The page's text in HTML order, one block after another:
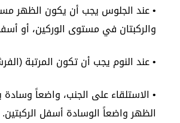
• عند الجلوس يجب أن يكون الظهر
والركبتان في مستوى الوركين، أو
• عند النوم يجب أن تكون المرتبة
• الاستلقاء على الجنب، واضعاً وسادة
الظهر واضعاً الوسادة أسفل الركبتين.